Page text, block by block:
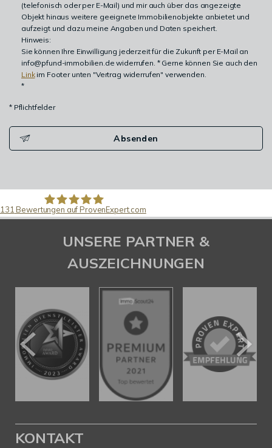
(telefonisch oder per E-Mail) und mir auch über das angezeigte
Objekt hinaus weitere geeignete Immobilienobjekte anbietet und
aufzeigt und dazu meine Angaben und Daten speichert.
Hinweis:
Sie können Ihre Einwilligung jederzeit für die Zukunft per E-Mail an
info@pfund-immobilien.de widerrufen. * Gerne können Sie auch den
Linkim Footer unten "Vertrag widerrufen" verwenden.
*
* Pflichtfelder
Absenden
Pfund Immobilien
131 Bewertungen auf ProvenExpert.com
UNSERE PARTNER &
AUSZEICHNUNGEN
KONTAKT